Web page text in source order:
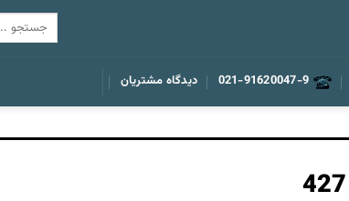
021-91620047-9 دیدگاه مشتریان